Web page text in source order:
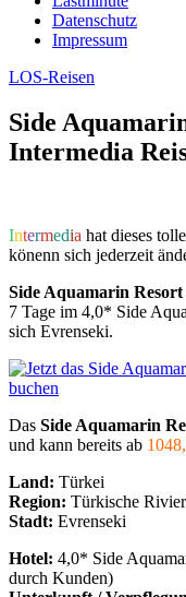
Datenschutz
Impressum
LOS-Reisen
Side
Intermedia
Intermedia hat dieses
könenn sich jederzeit
Side Aquamarin
7 Tage im 4,0* Side
sich Evrenseki.
Das Side Aquamarin
und kann bereits ab
Land: Türkei
Region: Türkische
Stadt: Evrenseki
Hotel: 4,0* Side
durch Kunden)